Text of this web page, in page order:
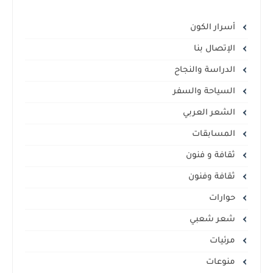
أسرار الكون
الإتصال بنا
الدراسة والنجاح
السياحة والسفر
الشعر العربي
المسابقات
ثقافة و فنون
ثقافة وفنون
حوارات
شعر شعبي
مرئيات
منوعات